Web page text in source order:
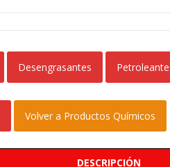
Desengrasantes
Volver a Productos Químicos
DESCRIPCIÓN